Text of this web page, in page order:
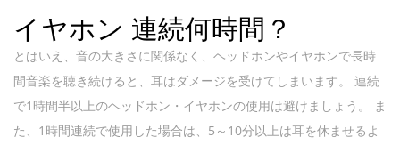
イヤホン 連続何時間？
とはいえ、音の大きさに関係なく、ヘッドホンやイヤホンで長時
間音楽を聴き続けると、耳はダメージを受けてしまいます。 連続
で1時間半以上のヘッドホン・イヤホンの使用は避けましょう。 ま
た、1時間連続で使用した場合は、5～10分以上は耳を休ませるよ